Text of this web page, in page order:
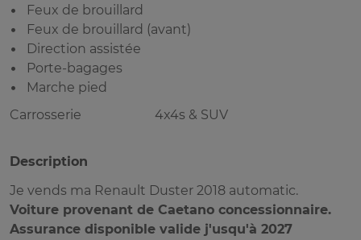
Feux de brouillard
Feux de brouillard (avant)
Direction assistée
Porte-bagages
Marche pied
Carrosserie
4x4s & SUV
Description
Je vends ma Renault Duster 2018 automatic.
Voiture provenant de Caetano concessionnaire.
Assurance disponible valide j'usqu'à 2027